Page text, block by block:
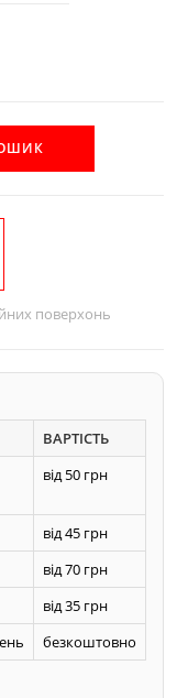
поверхонь
ВАРТІСТЬ
від 50 грн
від 45 грн
від 70 грн
від 35 грн
безкоштовно